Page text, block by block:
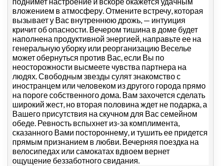
вложением в атмосферу. Отмените встречу, которая
вызывает у Вас внутреннюю дрожь, — интуиция
кричит об опасности. Вечером тишина в доме будет
наполнена продуктивной энергией, направьте ее на
генеральную уборку или реорганизацию Веселье
может обернуться против Вас, если Вы по
неосторожности высмеете чувства партнера на
людях. Свободным звезды сулят знакомство с
иностранцем или человеком из другого города прямо
на пороге собственного дома. Вам захочется сделать
широкий жест, но вторая половина ждет не подарка, а
Вашего присутствия на скучном для Вас семейном
обеде. Ревность вспыхнет из-за комплимента,
сказанного Вами постороннему, и тушить ее придется
прямым признанием в любви. Вечерняя поездка на
велосипедах или самокатах вдвоем вернет
ощущение беззаботного свидания.